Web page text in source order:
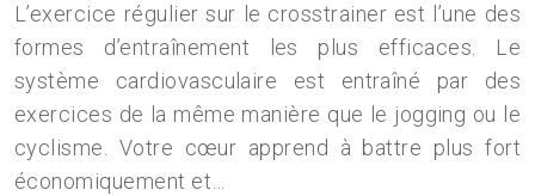
L’exercice régulier sur le crosstrainer est l’une des
formes d’entraînement les plus efficaces. Le
système cardiovasculaire est entraîné par des
exercices de la même manière que le jogging ou le
cyclisme. Votre cœur apprend à battre plus fort
économiquement et…